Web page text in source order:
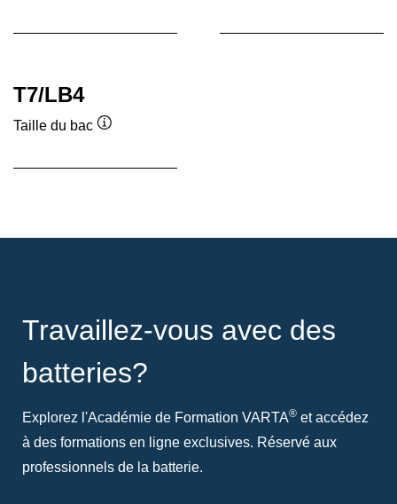
T7/LB4
Taille du bac
Travaillez-vous avec des
batteries?
Explorez l'Académie de Formation VARTA® et accédez
à des formations en ligne exclusives. Réservé aux
professionnels de la batterie.